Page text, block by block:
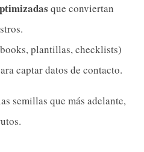
que conviertan
plantillas, checklists)
captar datos de contacto.
semillas que más adelante,